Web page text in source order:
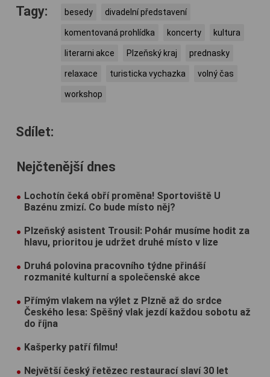
Tagy: besedy divadelní představení
komentovaná prohlídka koncerty kultura
literarni akce Plzeňský kraj prednasky
relaxace turisticka vychazka volný čas
workshop
Sdílet:
Nejčtenější dnes
Lochotín čeká obří proměna! Sportoviště U
Bazénu zmizí. Co bude místo něj?
Plzeňský asistent Trousil: Pohár musíme hodit za
hlavu, prioritou je udržet druhé místo v lize
Druhá polovina pracovního týdne přináší
rozmanité kulturní a společenské akce
Přímým vlakem na výlet z Plzně až do srdce
Českého lesa: Spěšný vlak jezdí každou sobotu až
do října
Kašperky patří filmu!
Největší český řetězec restaurací slaví 30 let